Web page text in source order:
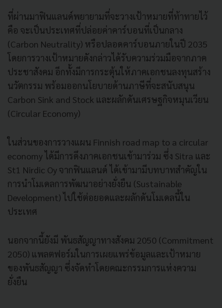
ที่ผ่านมาฟินแลนด์พยายามที่จะวางเป้าหมายที่ท้าทายไว้
คือ จะเป็นประเทศที่ปล่อยค่าคาร์บอนที่เป็นกลาง
(Carbon Neutrality) หรือปลอดคาร์บอนภายในปี 2035
โดยการวางเป้าหมายดังกล่าวได้รับความร่วมมือจากภาค
ประชาสังคม อีกทั้งมีการกระตุ้นให้ภาคเอกชนลงทุนสร้าง
นวัตกรรม พร้อมออกนโยบายด้านภาษีที่จะสนับสนุน
Carbon Sink and Stock และผลักดันเศรษฐกิจหมุนเวียน
(Circular Economy)
ในส่วนของการวางแผน Finnish road map to a circular
economy ได้มีการดึงภาคเอกชนเข้ามาร่วม ซึ่ง Sitra และ
St1 Nirdic Oy จากฟินแลนด์ ได้เข้ามามีบทบาทสำคัญใน
การนำโมเดลการพัฒนาอย่างยั่งยืน (Sustainable
Development) ไปใช้ต่อยอดและผลักดันโมเดลนี้ใน
ประเทศ
นอกจากนี้ยังมี พันธสัญญาทางสังคม 2050 (Commitment
2050) แพลตฟอร์มในการเผยแพร่ข้อมูลและเป้าหมาย
ของพันธสัญญา ซึ่งจัดทำโดยคณะกรรมการแห่งความ
ยั่งยืน